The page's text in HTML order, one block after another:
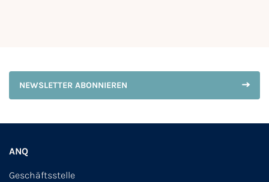
NEWSLETTER ABONNIEREN
ANQ
Geschäftsstelle